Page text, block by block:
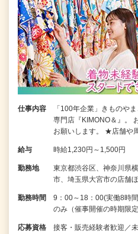
仕事内容
「100年企業」きものや
専門店『KIMONO＆』。
お願いします。 ★店舗や
給与 時給1,230円～1,500円
勤務地
東京都渋谷区、神奈川県
市、埼玉県大宮市の店舗
勤務時間
9：00～18：00(実働8
のみ（催事開催の時期限
応募資格 接客・販売経験者歓迎／